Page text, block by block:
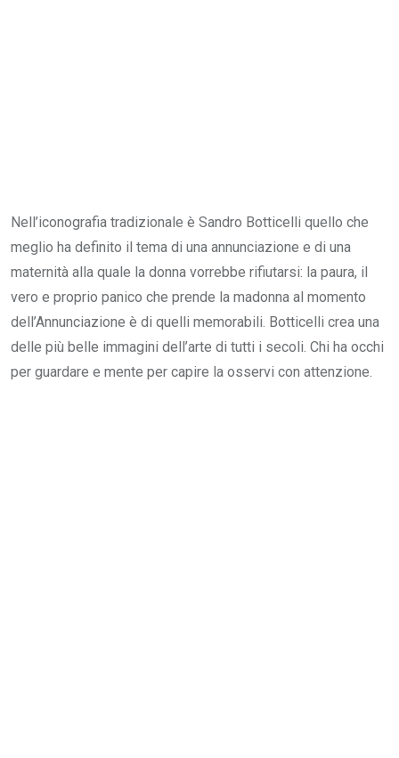
Nell’iconografia tradizionale è Sandro Botticelli quello che
meglio ha definito il tema di una annunciazione e di una
maternità alla quale la donna vorrebbe rifiutarsi: la paura, il
vero e proprio panico che prende la madonna al momento
dell’Annunciazione è di quelli memorabili. Botticelli crea una
delle più belle immagini dell’arte di tutti i secoli. Chi ha occhi
per guardare e mente per capire la osservi con attenzione.